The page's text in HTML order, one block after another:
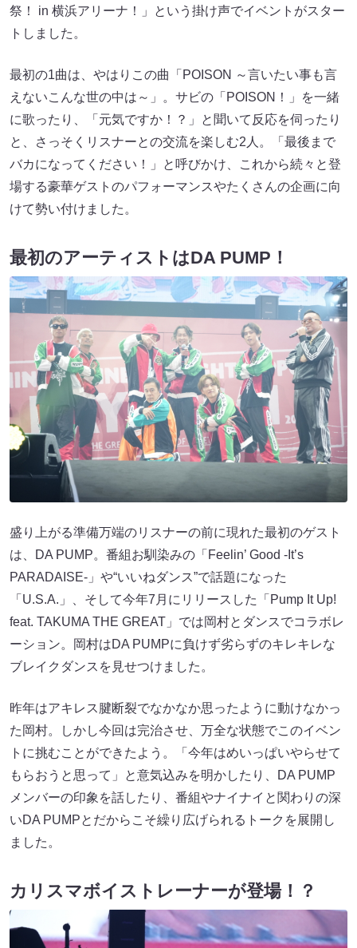
祭！ in 横浜アリーナ！」という掛け声でイベントがスター
トしました。
最初の1曲は、やはりこの曲「POISON ～言いたい事も言
えないこんな世の中は～」。サビの「POISON！」を一緒
に歌ったり、「元気ですか！？」と聞いて反応を伺ったり
と、さっそくリスナーとの交流を楽しむ2人。「最後まで
バカになってください！」と呼びかけ、これから続々と登
場する豪華ゲストのパフォーマンスやたくさんの企画に向
けて勢い付けました。
最初のアーティストはDA PUMP！
盛り上がる準備万端のリスナーの前に現れた最初のゲスト
は、DA PUMP。番組お馴染みの「Feelin’ Good -It’s
PARADAISE-」や“いいねダンス”で話題になった
「U.S.A.」、そして今年7月にリリースした「Pump It Up!
feat. TAKUMA THE GREAT」では岡村とダンスでコラボレ
ーション。岡村はDA PUMPに負けず劣らずのキレキレな
ブレイクダンスを見せつけました。
昨年はアキレス腱断裂でなかなか思ったように動けなかっ
た岡村。しかし今回は完治させ、万全な状態でこのイベン
トに挑むことができたよう。「今年はめいっぱいやらせて
もらおうと思って」と意気込みを明かしたり、DA PUMP
メンバーの印象を話したり、番組やナイナイと関わりの深
いDA PUMPとだからこそ繰り広げられるトークを展開し
ました。
カリスマボイストレーナーが登場！？